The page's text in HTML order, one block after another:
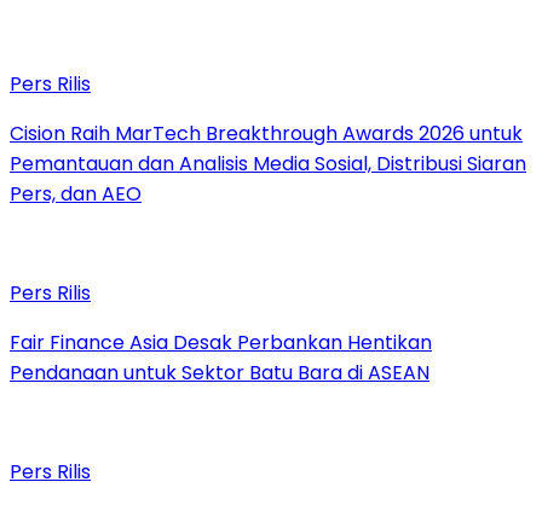
Pers Rilis
Cision Raih MarTech Breakthrough Awards 2026 untuk
Pemantauan dan Analisis Media Sosial, Distribusi Siaran
Pers, dan AEO
Pers Rilis
Fair Finance Asia Desak Perbankan Hentikan
Pendanaan untuk Sektor Batu Bara di ASEAN
Pers Rilis